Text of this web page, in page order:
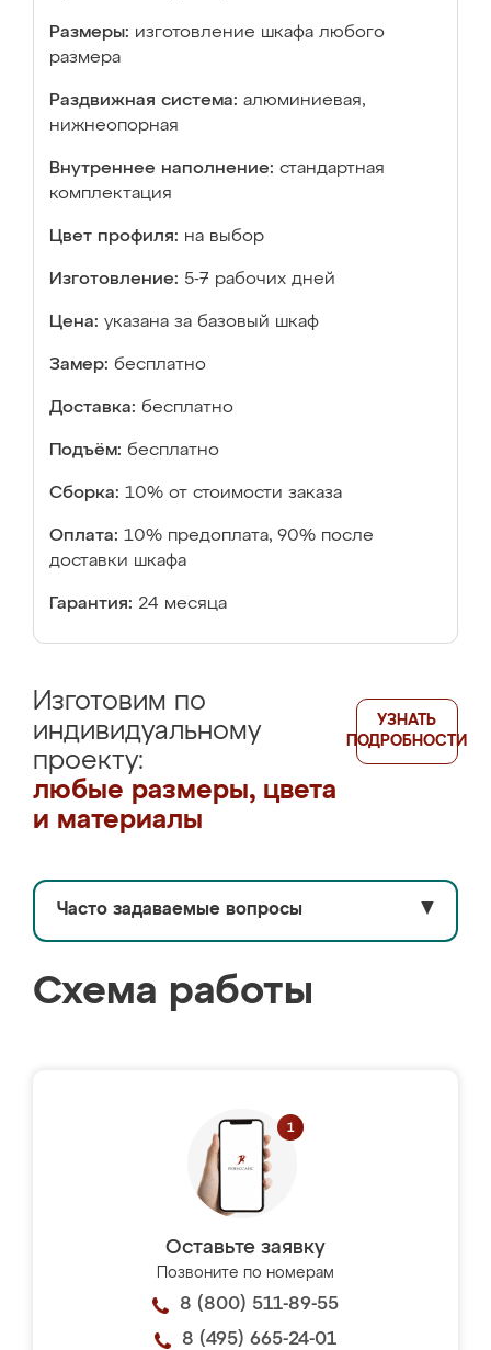
Размеры: изготовление шкафа любого
размера
Раздвижная система: алюминиевая,
нижнеопорная
Внутреннее наполнение: стандартная
комплектация
Цвет профиля: на выбор
Изготовление: 5-7 рабочих дней
Цена: указана за базовый шкаф
Замер: бесплатно
Доставка: бесплатно
Подъём: бесплатно
Сборка: 10% от стоимости заказа
Оплата: 10% предоплата, 90% после
доставки шкафа
Гарантия: 24 месяца
Изготовим по
индивидуальному
проекту:
любые размеры, цвета
и материалы
УЗНАТЬ
ПОДРОБНОСТИ
Часто задаваемые вопросы ▼
Схема работы
Оставьте заявку
Позвоните по номерам
8 (800) 511-89-55
8 (495) 665-24-01